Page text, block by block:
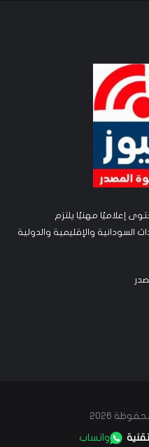
إعلاميًا مهنيًا يلتزم
السودانية والإقليمية والدولية
2026
واتساب